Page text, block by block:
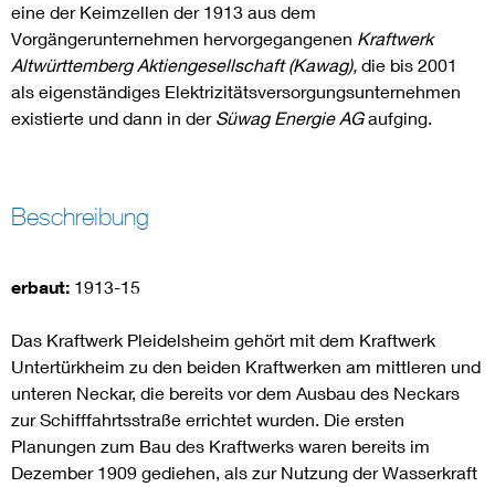
eine der Keimzellen der 1913 aus dem
Vorgängerunternehmen hervorgegangenen Kraftwerk
Altwürttemberg Aktiengesellschaft (Kawag), die bis 2001
als eigenständiges Elektrizitätsversorgungsunternehmen
existierte und dann in der Süwag Energie AGaufging.
Beschreibung
erbaut: 1913-15
Das Kraftwerk Pleidelsheim gehört mit dem Kraftwerk
Untertürkheim zu den beiden Kraftwerken am mittleren und
unteren Neckar, die bereits vor dem Ausbau des Neckars
zur Schifffahrtsstraße errichtet wurden. Die ersten
Planungen zum Bau des Kraftwerks waren bereits im
Dezember 1909 gediehen, als zur Nutzung der Wasserkraft